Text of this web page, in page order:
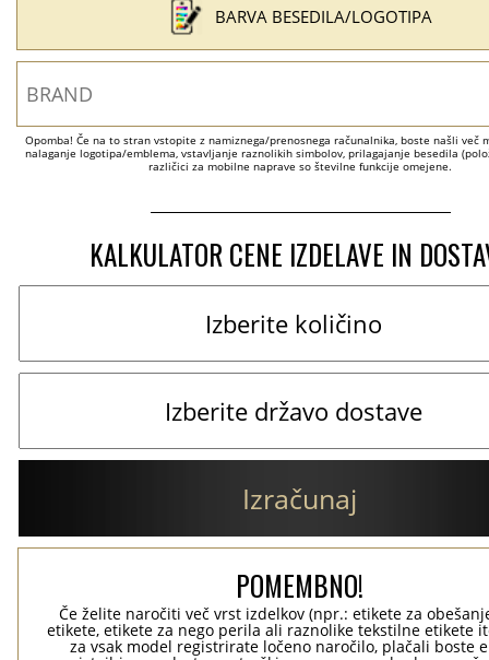
BARVA BESEDILA/LOGOTIPA
Opomba! Če na to stran vstopite z namiznega/prenosnega računalnika, boste našli več
nalaganje logotipa/emblema, vstavljanje raznolikih simbolov, prilagajanje besedila
različici za mobilne naprave so številne funkcije omejene.
KALKULATOR CENE IZDELAVE IN
Izračunaj
POMEMBNO!
Če želite naročiti več vrst izdelkov (npr.: etikete za
etikete, etikete za nego perila ali raznolike tekstilne etikete
za vsak model registrirate ločeno naročilo, plačali boste